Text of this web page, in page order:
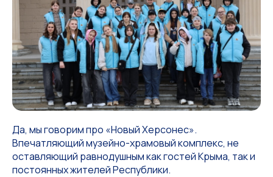
Да, мы говорим про «Новый Херсонес».
Впечатляющий музейно-храмовый комплекс, не
оставляющий равнодушным как гостей Крыма, так и
постоянных жителей Республики.